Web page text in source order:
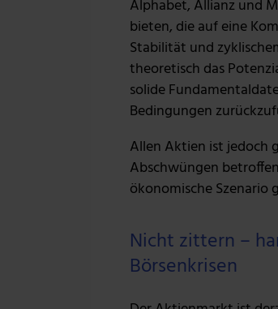
Alphabet, Allianz und
bieten, die auf eine
Stabilität und
theoretisch das
solide
Bedingungen
Allen Aktien ist jedoch
Abschwüngen
ökonomische Szenario
Nicht zittern –
Börsenkrisen